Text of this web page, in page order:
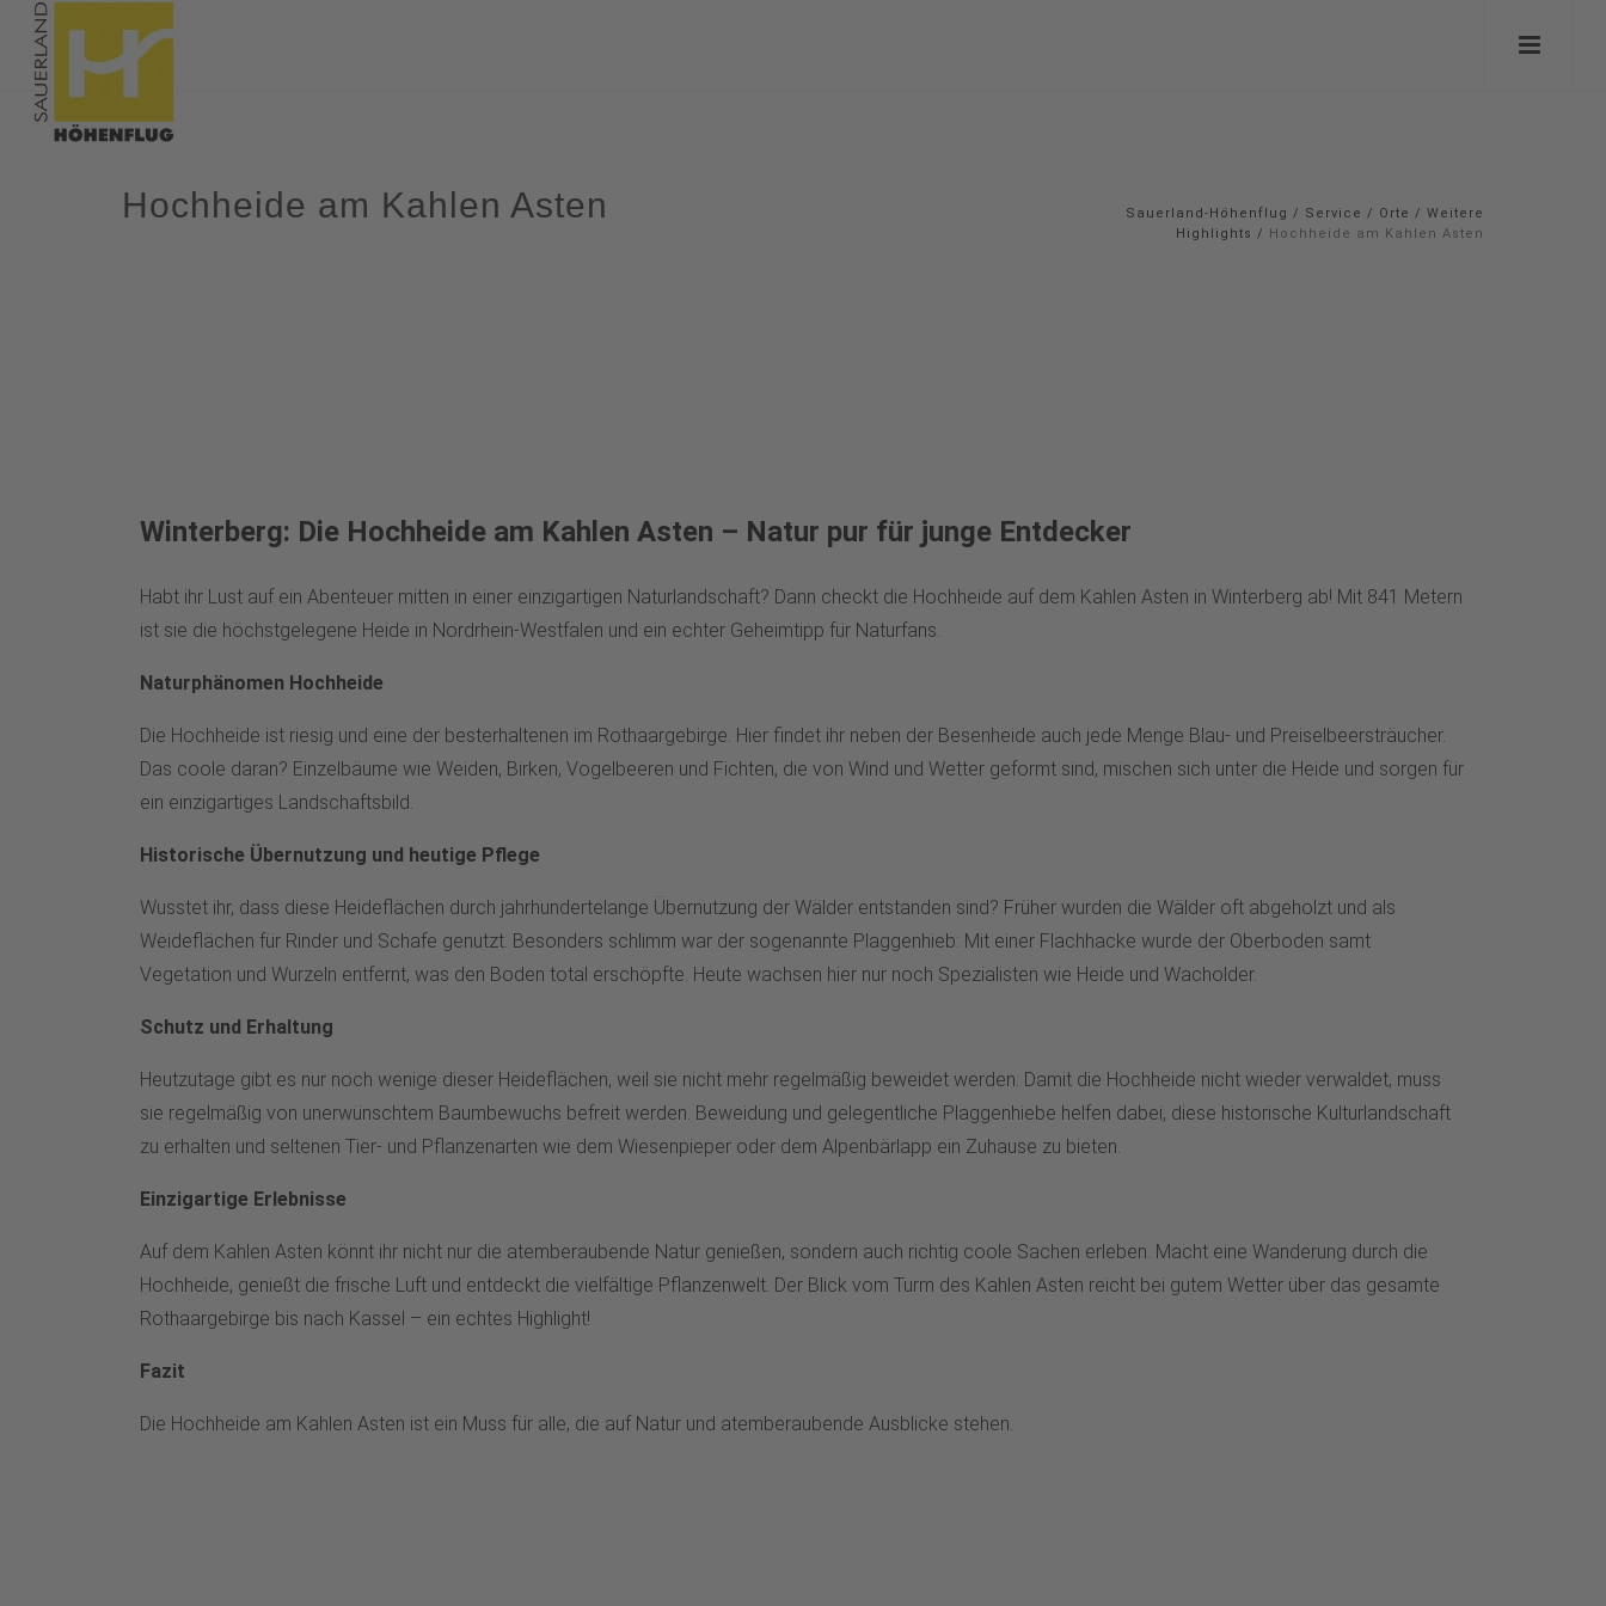
Hochheide am Kahlen Asten Sauerland-Höhenflug / Service / Orte / Weitere
Highlights / Hochheide am Kahlen Asten
Winterberg: Die Hochheide am Kahlen Asten – Natur pur für junge Entdecker
Habt ihr Lust auf ein Abenteuer mitten in einer einzigartigen Naturlandschaft? Dann checkt die Hochheide auf dem Kahlen Asten in Winterberg ab! Mit 841 Metern
ist sie die höchstgelegene Heide in Nordrhein-Westfalen und ein echter Geheimtipp für Naturfans.
Naturphänomen Hochheide
Die Hochheide ist riesig und eine der besterhaltenen im Rothaargebirge. Hier findet ihr neben der Besenheide auch jede Menge Blau- und Preiselbeersträucher.
Das coole daran? Einzelbäume wie Weiden, Birken, Vogelbeeren und Fichten, die von Wind und Wetter geformt sind, mischen sich unter die Heide und sorgen für
ein einzigartiges Landschaftsbild.
Historische Übernutzung und heutige Pflege
Wusstet ihr, dass diese Heideflächen durch jahrhundertelange Übernutzung der Wälder entstanden sind? Früher wurden die Wälder oft abgeholzt und als
Weideflächen für Rinder und Schafe genutzt. Besonders schlimm war der sogenannte Plaggenhieb: Mit einer Flachhacke wurde der Oberboden samt
Vegetation und Wurzeln entfernt, was den Boden total erschöpfte. Heute wachsen hier nur noch Spezialisten wie Heide und Wacholder.
Schutz und Erhaltung
Heutzutage gibt es nur noch wenige dieser Heideflächen, weil sie nicht mehr regelmäßig beweidet werden. Damit die Hochheide nicht wieder verwaldet, muss
sie regelmäßig von unerwünschtem Baumbewuchs befreit werden. Beweidung und gelegentliche Plaggenhiebe helfen dabei, diese historische Kulturlandschaft
zu erhalten und seltenen Tier- und Pflanzenarten wie dem Wiesenpieper oder dem Alpenbärlapp ein Zuhause zu bieten.
Einzigartige Erlebnisse
Auf dem Kahlen Asten könnt ihr nicht nur die atemberaubende Natur genießen, sondern auch richtig coole Sachen erleben. Macht eine Wanderung durch die
Hochheide, genießt die frische Luft und entdeckt die vielfältige Pflanzenwelt. Der Blick vom Turm des Kahlen Asten reicht bei gutem Wetter über das gesamte
Rothaargebirge bis nach Kassel – ein echtes Highlight!
Fazit
Die Hochheide am Kahlen Asten ist ein Muss für alle, die auf Natur und atemberaubende Ausblicke stehen.